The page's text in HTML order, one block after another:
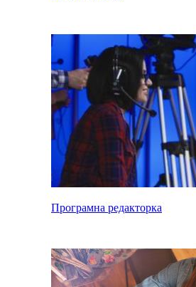
Програмна редакторка